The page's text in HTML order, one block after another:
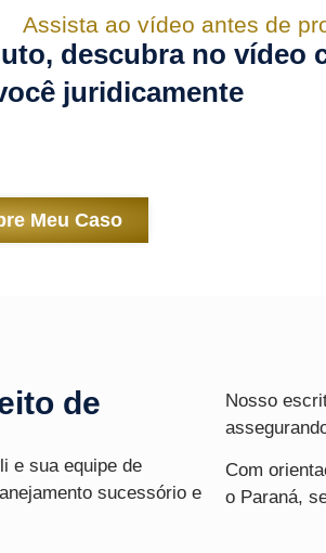
Assista ao vídeo antes de
descubra no vídeo
juridicamente
Meu Caso
de
e sua equipe de
sucessório e
Nosso
Com
o Paraná,